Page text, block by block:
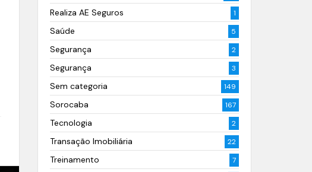
Realiza AE Seguros 1
Saúde 5
Segurança 2
Segurança 3
Sem categoria 149
Sorocaba 167
Tecnologia 2
Transação Imobiliária 22
Treinamento 7